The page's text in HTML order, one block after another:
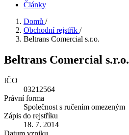
Články
Domů /
Obchodní rejstřík /
Beltrans Comercial s.r.o.
Beltrans Comercial s.r.o.
IČO
03212564
Právní forma
Společnost s ručením omezeným
Zápis do rejstříku
18. 7. 2014
Datum vzniku